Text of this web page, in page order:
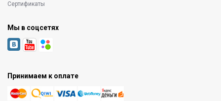
Сертификаты
Мы в соцсетях
Принимаем к оплате